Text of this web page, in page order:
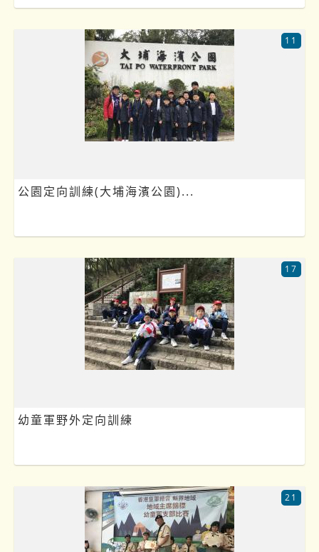
公園定向訓練(大埔海濱公園)...
11
幼童軍野外定向訓練
17
21